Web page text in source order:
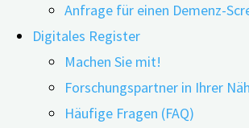
Anfrage für einen Demenz-
Digitales Register
Machen Sie mit!
Forschungspartner in Ihrer
Häufige Fragen (FAQ)